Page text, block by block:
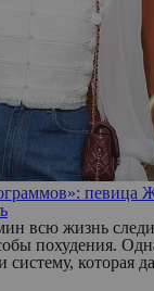
певица
всю жизнь
похудения.
систему, которая